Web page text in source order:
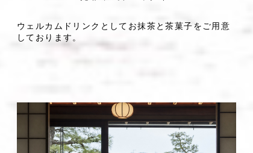
ウェルカムドリンクとしてお抹茶と茶菓子をご用意
しております。